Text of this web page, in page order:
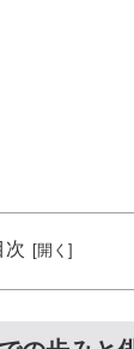
次